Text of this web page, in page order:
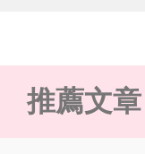
推薦文章